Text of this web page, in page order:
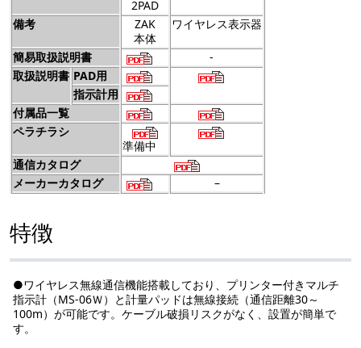
2PAD
備考
ZAK
本体
ワイヤレス表示器
簡易取扱説明書
-
取扱説明書 PAD用
指示計用
付属品一覧
ペラチラシ
準備中
通信カタログ
メーカーカタログ
–
特徴
●ワイヤレス無線通信機能搭載しており、プリンター付きマルチ
指示計（MS-06Ｗ）と計量パッドは無線接続（通信距離30～
100m）が可能です。ケーブル破損リスクがなく、設置が簡単で
す。